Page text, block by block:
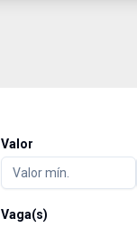
Valor
Vaga(s)